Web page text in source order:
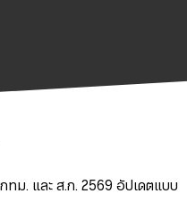
ม. และ ส.ก. 2569 อัปเดตแบบ